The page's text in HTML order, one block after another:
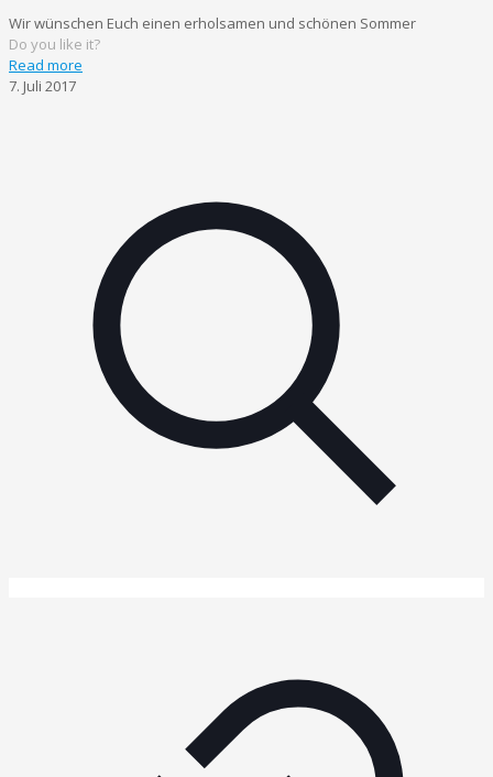
Wir wünschen Euch einen erholsamen und schönen Sommer
Do you like it?
Read more
7. Juli 2017